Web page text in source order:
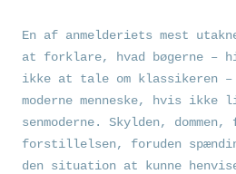
En af anmelderiets mest
at forklare, hvad bøgerne –
ikke at tale om klassikeren
moderne menneske, hvis ikke
senmoderne. Skylden,
forstillelsen, foruden
den situation at kunne